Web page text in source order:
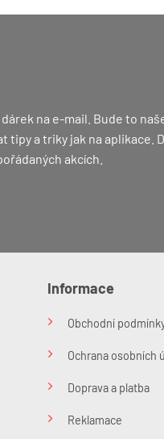
na e-mail. Bude to
tipy a triky jak na
akcích.
Informace
Obchodní
Ochrana osobních
Doprava a platba
Reklamace